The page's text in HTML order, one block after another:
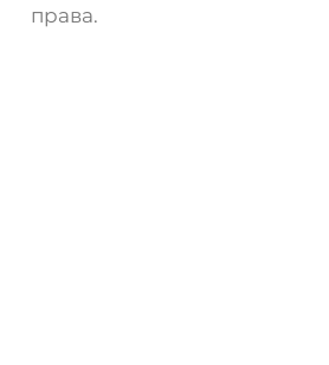
права.